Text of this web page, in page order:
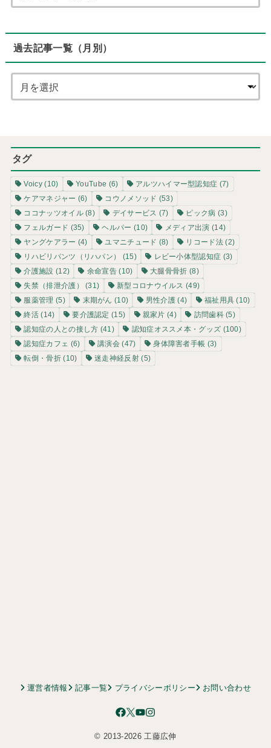
過去記事一覧（月別）
タグ
Voicy(10) YouTube (6) アルツハイマー型認知症 (7)
ケアマネジャー (6) コウノメソッド (53)
ココナッツオイル(8) デイサービス (7) ピック病 (3)
フェルガード (35) ヘルパー (10) メディア出演 (14)
ヤングケアラー (4) ユマニチュード (8) リコード法(2)
リハビリパンツ（リハパン）
(15) レビー小体型認知症 (3)
介護施設 (12) 余命宣告 (10) 大腿骨骨折 (8)
失禁（排泄介護）
(31) 新型コロナウイルス (49)
服薬管理 (5) 末期がん (10) 男性介護 (4) 福祉用具 (10)
終活 (14) 要介護認定 (15) 親家片 (4) 訪問歯科(5)
認知症の人との接し方 (41) 認知症オススメ本・グッズ (100)
認知症カフェ (6) 講演会 (47) 身体障害者手帳 (3)
転倒・骨折(10) 迷走神経反射(5)
運営者情報 記事一覧 プライバシーポリシー お問い合わせ
© 2013-2026 工藤広伸